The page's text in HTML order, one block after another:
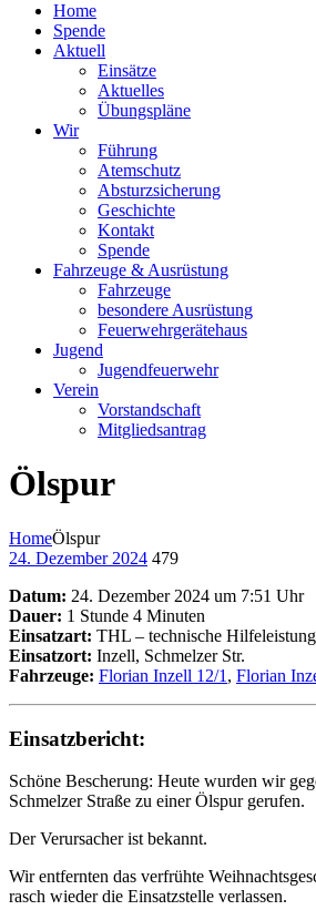
Home
Spende
Aktuell
Einsätze
Aktuelles
Übungspläne
Wir
Führung
Atemschutz
Absturzsicherung
Geschichte
Kontakt
Spende
Fahrzeuge & Ausrüstung
Fahrzeuge
besondere Ausrüstung
Feuerwehrgerätehaus
Jugend
Jugendfeuerwehr
Verein
Vorstandschaft
Mitgliedsantrag
Ölspur
HomeÖlspur
24. Dezember 2024 479
Datum: 24. Dezember 2024 um 7:51 Uhr
Dauer: 1 Stunde 4 Minuten
Einsatzart: THL – technische Hilfeleistung
Einsatzort: Inzell, Schmelzer Str.
Fahrzeuge: Florian Inzell 12/1 , Florian
Einsatzbericht:
Schöne Bescherung: Heute wurden wir
Schmelzer Straße zu einer Ölspur gerufen.
Der Verursacher ist bekannt.
Wir entfernten das verfrühte
rasch wieder die Einsatzstelle verlassen.